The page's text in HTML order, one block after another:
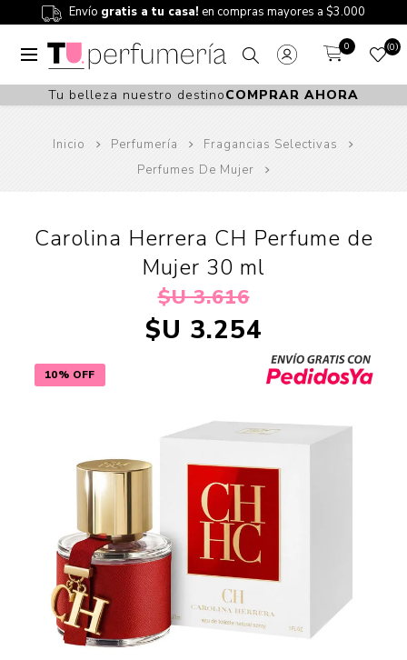
Envío gratis a tu casa! en compras mayores a $3.000
0 0
Tu belleza nuestro destinoCOMPRAR AHORA
Inicio Perfumería
Fragancias Selectivas
Perfumes De Mujer
10% OFF
Carolina Herrera CH Perfume de
Mujer 30 ml
$U 3.616
$U 3.254